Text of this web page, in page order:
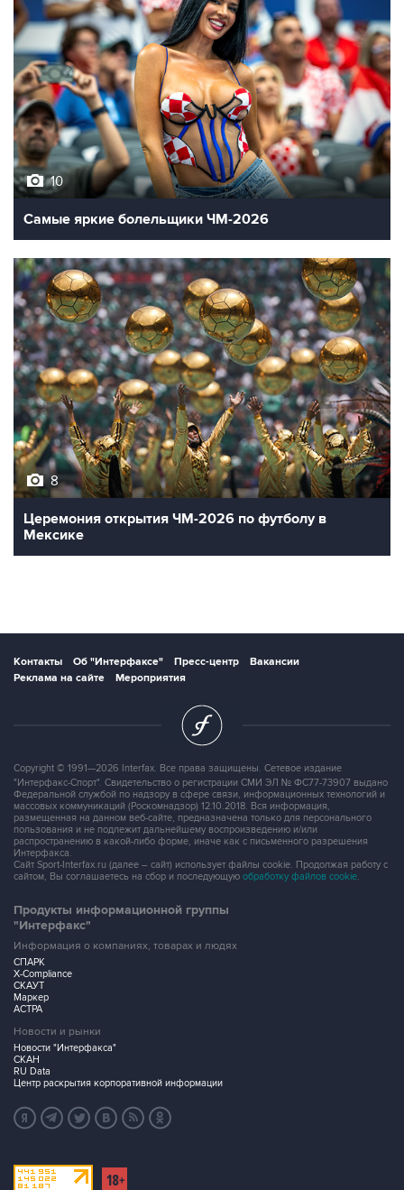
10
Самые яркие болельщики ЧМ-2026
8
Церемония открытия ЧМ-2026 по футболу в
Мексике
Контакты Об "Интерфаксе" Пресс-центр
Вакансии
Реклама на сайте
Мероприятия
Copyright © 1991—2026 Interfax. Все права защищены. Сетевое издание
"Интерфакс-Спорт". Свидетельство о регистрации СМИ ЭЛ № ФС77-73907 выдано
Федеральной службой по надзору в сфере связи, информационных технологий и
массовых коммуникаций (Роскомнадзор) 12.10.2018. Вся информация,
размещенная на данном веб-сайте, предназначена только для персонального
пользования и не подлежит дальнейшему воспроизведению и/или
распространению в какой-либо форме, иначе как с письменного разрешения
Интерфакса.
Сайт Sport-Interfax.ru (далее – сайт) использует файлы cookie. Продолжая работу с
сайтом, Вы соглашаетесь на сбор и последующую обработку файлов cookie.
Продукты информационной группы
"Интерфакс"
Информация о компаниях, товарах и людях
СПАРК
X-Compliance
СКАУТ
Маркер
АСТРА
Новости и рынки
Новости "Интерфакса"
СКАН
RU Data
Центр раскрытия корпоративной информации